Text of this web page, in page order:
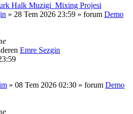
Halk Muzigi_Mixing Projesi
» 28 Tem 2026 23:59 » forum Demo
Emre Sezgin
» 08 Tem 2026 02:30 » forum Demo